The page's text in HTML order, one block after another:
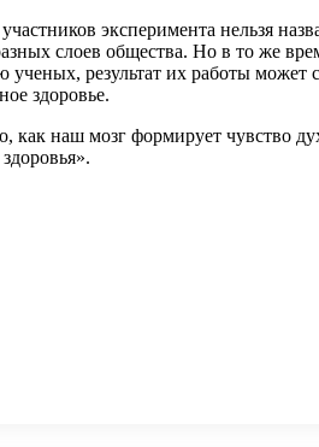
эксперимента нельзя
слоев общества. Но в то же
результат их работы может
здоровье.
как наш мозг формирует чувство